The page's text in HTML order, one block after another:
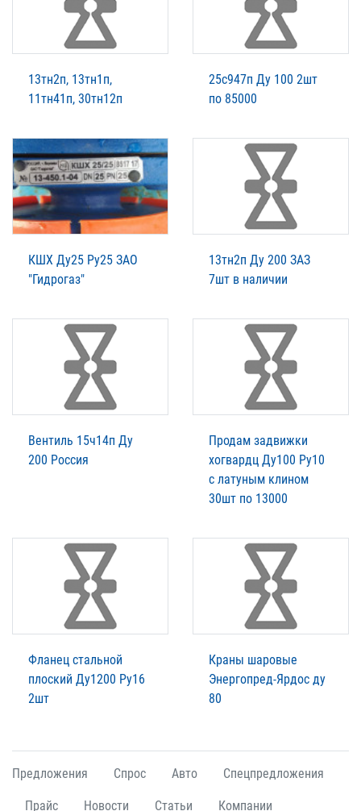
13тн2п, 13тн1п,
11тн41п, 30тн12п
25с947п Ду 100 2шт
по 85000
КШХ Ду25 Ру25 ЗАО
"Гидрогаз"
13тн2п Ду 200 ЗАЗ
7шт в наличии
Вентиль 15ч14п Ду
200 Россия
Продам задвижки
хогвардц Ду100 Ру10
с латуным клином
30шт по 13000
Фланец стальной
плоский Ду1200 Ру16
2шт
Краны шаровые
Энергопред-Ярдос ду
80
Предложения Спрос Авто Спецпредложения
Прайс Новости Статьи Компании